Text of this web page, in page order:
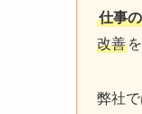
仕事
改善
弊社